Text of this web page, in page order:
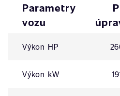
Parametry
vozu
Výkon HP
Výkon kW